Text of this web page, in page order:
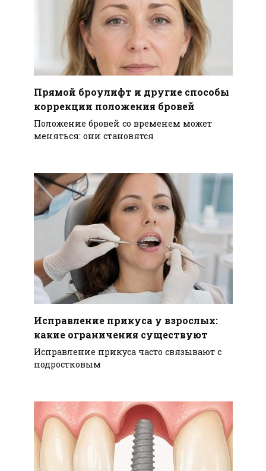
Прямой броулифт и другие способы
коррекции положения бровей
Положение бровей со временем может
меняться: они становятся
Исправление прикуса у взрослых:
какие ограничения существуют
Исправление прикуса часто связывают с
подростковым